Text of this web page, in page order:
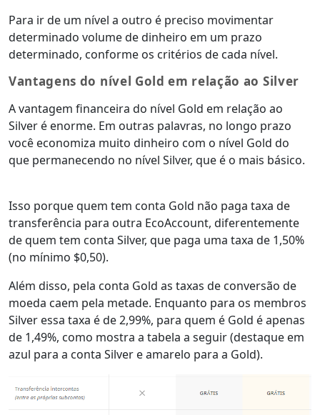
Para ir de um nível a outro é preciso movimentar
determinado volume de dinheiro em um prazo
determinado, conforme os critérios de cada nível.
Vantagens do nível Gold em relação ao Silver
A vantagem financeira do nível Gold em relação ao
Silver é enorme. Em outras palavras, no longo prazo
você economiza muito dinheiro com o nível Gold do
que permanecendo no nível Silver, que é o mais básico.
Isso porque quem tem conta Gold não paga taxa de
transferência para outra EcoAccount, diferentemente
de quem tem conta Silver, que paga uma taxa de 1,50%
(no mínimo $0,50).
Além disso, pela conta Gold as taxas de conversão de
moeda caem pela metade. Enquanto para os membros
Silver essa taxa é de 2,99%, para quem é Gold é apenas
de 1,49%, como mostra a tabela a seguir (destaque em
azul para a conta Silver e amarelo para a Gold).